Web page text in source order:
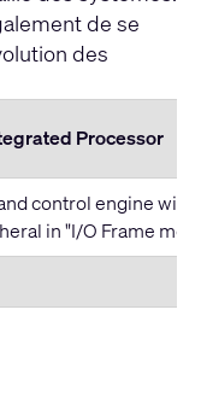
de se
des
Processor
control engine
in "I/O Frame